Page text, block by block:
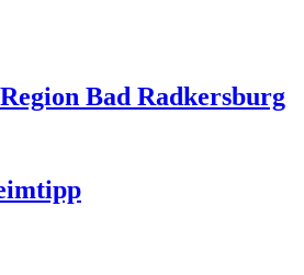
Bad Radkersburg